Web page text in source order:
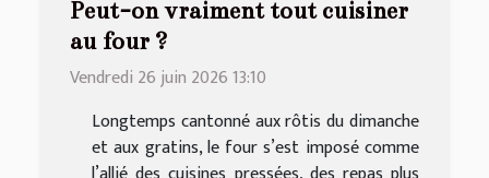
Peut-on vraiment tout cuisiner
au four ?
Vendredi 26 juin 2026 13:10
Longtemps cantonné aux rôtis du dimanche
et aux gratins, le four s’est imposé comme